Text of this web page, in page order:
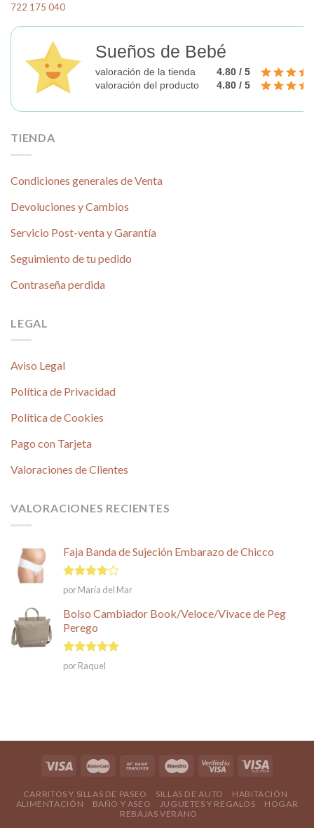
722 175 040
Sueños de Bebé
valoración de la tienda
4.80 / 5
valoración del producto
4.80 / 5
TIENDA
Condiciones generales de Venta
Devoluciones y Cambios
Servicio Post-venta y Garantía
Seguimiento de tu pedido
Contraseña perdida
LEGAL
Aviso Legal
Política de Privacidad
Política de Cookies
Pago con Tarjeta
Valoraciones de Clientes
VALORACIONES RECIENTES
Faja Banda de Sujeción Embarazo de Chicco
Valorado
en
5
por María del Mar
Bolso Cambiador Book/Veloce/Vivace de Peg
Perego
Valorado en
5
de 5
por Raquel
CARRITOS Y SILLAS DE PASEO SILLAS DE AUTO
HABITACIÓN
ALIMENTACIÓN
BAÑO Y ASEO JUGUETES Y REGALOS
HOGAR
REBAJAS VERANO